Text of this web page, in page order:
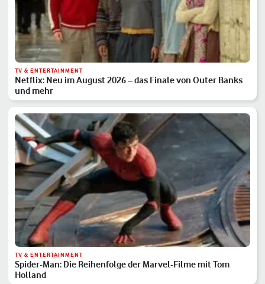
TV & ENTERTAINMENT
Netflix: Neu im August 2026 – das Finale von Outer Banks
und mehr
TV & ENTERTAINMENT
Spider-Man: Die Reihenfolge der Marvel-Filme mit Tom
Holland